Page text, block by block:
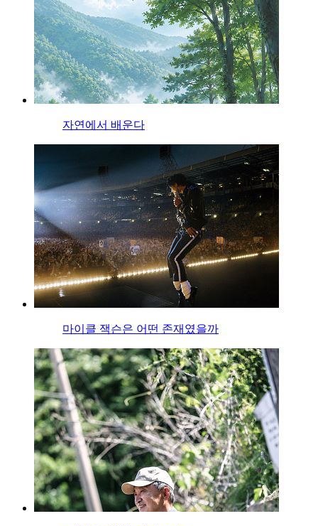
자연에서 배운다
마이클 잭슨은 어떤 존재였을까